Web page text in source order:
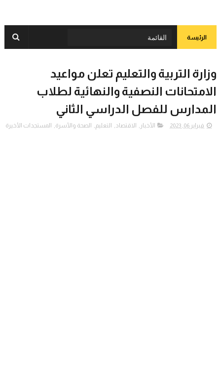
الرئيسة
وزارة التربية والتعليم تعلن مواعيد
الامتحانات النصفية والنهائية لطلاب
المدارس للفصل الدراسي الثاني
فبراير 06, 2023 الأخبار , الاقتصاد, التعليم, الصحة والأسرة, المستجدات الأخيرة